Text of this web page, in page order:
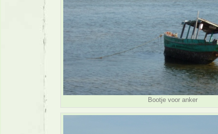
Bootje voor anker